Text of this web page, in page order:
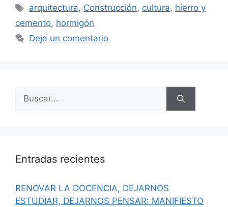
Etiquetas
arquitectura, Construcción, cultura, hierro y
cemento, hormigón
Deja un comentario
Buscar:
Entradas recientes
RENOVAR LA DOCENCIA, DEJARNOS
ESTUDIAR, DEJARNOS PENSAR: MANIFIESTO